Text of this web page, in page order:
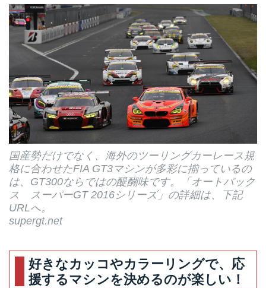
国産勢だけでなく、海外のツーリングカーレース規
格に合わせたFIA GT3マシンが多彩に揃っているの
は、GT300ならではの醍醐味です。「オートバック
ス スーパーGT 2016シリーズ」の詳細は、下記
URLへ。
supergt.net
好きなカッコやカラーリングで、応
援するマシンを決めるのが楽しい！